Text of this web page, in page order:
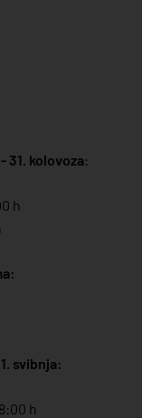
31. kolovoza:
h
svibnja:
h